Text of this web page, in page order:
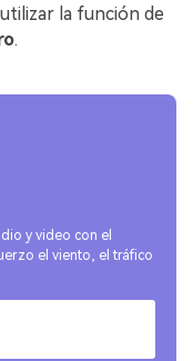
la función de
.
y video con el
el viento, el tráfico